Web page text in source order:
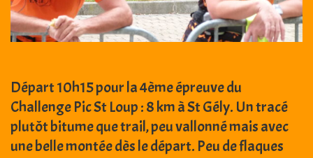
Départ 10h15 pour la 4ème épreuve du
Challenge Pic St Loup : 8 km à St Gély. Un tracé
plutôt bitume que trail, peu vallonné mais avec
une belle montée dès le départ. Peu de flaques